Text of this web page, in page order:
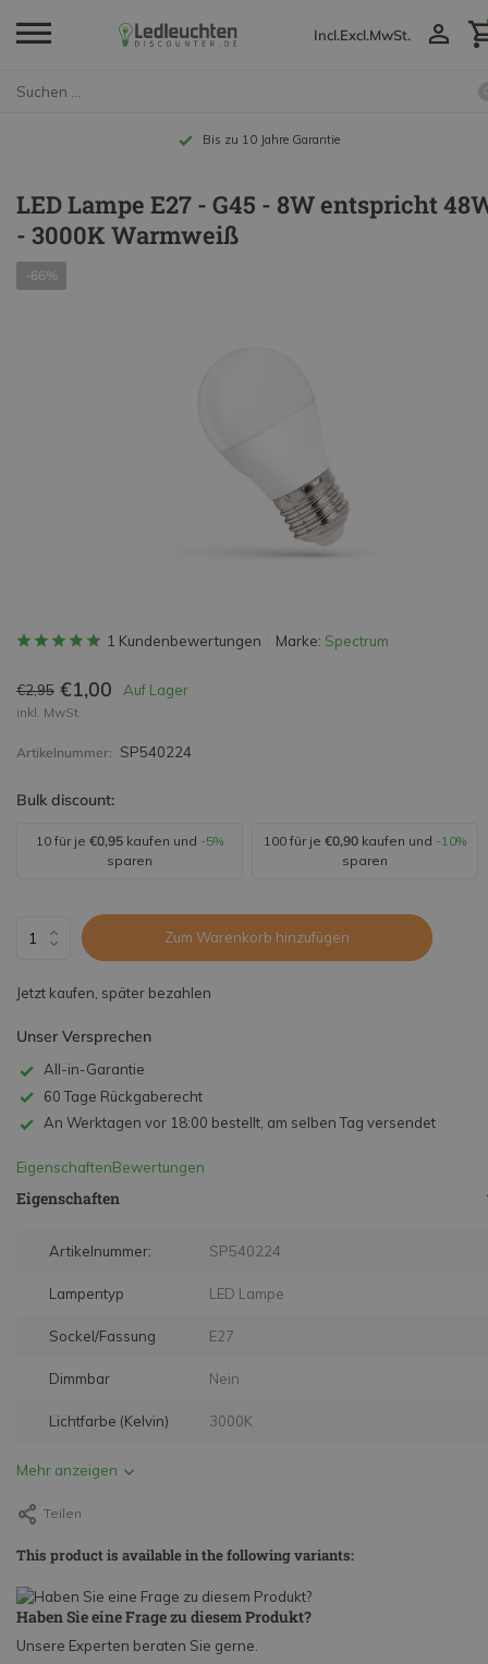
Incl.Excl.MwSt.
Bis zu 10 Jahre Garantie
LED Lampe E27 - G45 - 8W entspricht
- 3000K Warmweiß
-66%
1 Kundenbewertungen Marke: Spectrum
€2,95 €1,00 Auf Lager
inkl. MwSt.
Artikelnummer: SP540224
Bulk discount:
10 für je €0,95 kaufen und -5%
sparen
100 für je €0,90 kaufen und -10%
sparen
Zum Warenkorb hinzufügen
Jetzt kaufen, später bezahlen
Unser Versprechen
All-in-Garantie
60 Tage Rückgaberecht
An Werktagen vor 18:00 bestellt, am selben Tag versendet
EigenschaftenBewertungen
Eigenschaften
Artikelnummer: SP540224
Lampentyp LED Lampe
Sockel/Fassung E27
Dimmbar Nein
Lichtfarbe (Kelvin) 3000K
Mehr anzeigen
Teilen
This product is available in the following variants:
Haben Sie eine Frage zu diesem Produkt?
Unsere Experten beraten Sie gerne.